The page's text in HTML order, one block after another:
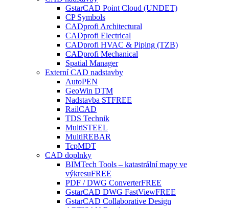
GstarCAD Point Cloud (UNDET)
CP Symbols
CADprofi Architectural
CADprofi Electrical
CADprofi HVAC & Piping (TZB)
CADprofi Mechanical
Spatial Manager
Externí CAD nadstavby
AutoPEN
GeoWin DTM
Nadstavba STFREE
RailCAD
TDS Technik
MultiSTEEL
MultiREBAR
TcpMDT
CAD doplnky
BIMTech Tools – katastrální mapy ve
výkresuFREE
PDF / DWG ConverterFREE
GstarCAD DWG FastViewFREE
GstarCAD Collaborative Design